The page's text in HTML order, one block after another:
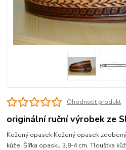
Ohodnotit produkt
originální ruční výrobek ze
Kožený opasek Kožený opasek
kůže. Šířka opasku 3,8-4 cm. Tloušťka